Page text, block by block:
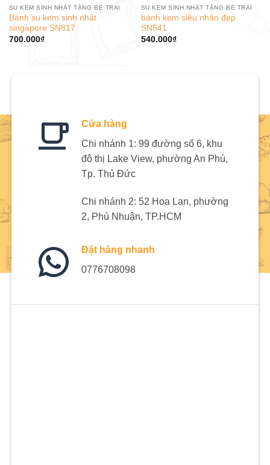
SU KEM SINH NHẬT TẶNG BÉ TRAI
Bánh su kem sinh nhật
singapore SN817
700.000₫
SU KEM SINH NHẬT TẶNG BÉ TRAI
bánh kem siêu nhân đẹp
SN541
540.000₫
Cửa hàng
Chi nhánh 1: 99 đường số 6, khu
đô thị Lake View, phường An Phú,
Tp. Thủ Đức
Chi nhánh 2: 52 Hoa Lan, phường
2, Phú Nhuận, TP.HCM
Đặt hàng nhanh
0776708098